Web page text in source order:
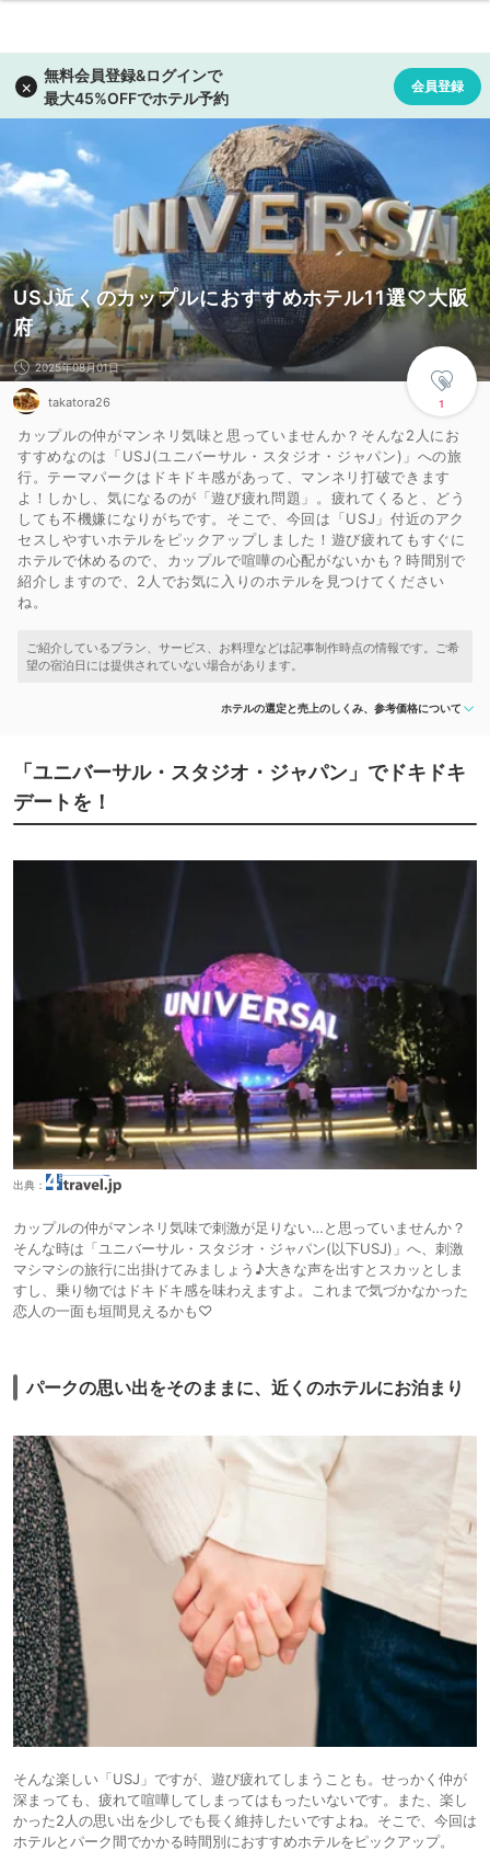
USJ近くのカップルにおすすめホテル11選♡大阪
府
1
2025年08月01日
takatora26
カップルの仲がマンネリ気味と思っていませんか？そんな2人にお
すすめなのは「USJ(ユニバーサル・スタジオ・ジャパン)」への旅
行。テーマパークはドキドキ感があって、マンネリ打破できます
よ！しかし、気になるのが「遊び疲れ問題」。疲れてくると、どう
しても不機嫌になりがちです。そこで、今回は「USJ」付近のアク
セスしやすいホテルをピックアップしました！遊び疲れてもすぐに
ホテルで休めるので、カップルで喧嘩の心配がないかも？時間別で
紹介しますので、2人でお気に入りのホテルを見つけてください
ね。
ホテルの選定と売上のしくみ、参考価格について
「ユニバーサル・スタジオ・ジャパン」でドキドキ
デートを！
出典：
カップルの仲がマンネリ気味で刺激が足りない…と思っていませんか？
そんな時は「ユニバーサル・スタジオ・ジャパン(以下USJ)」へ、刺激
マシマシの旅行に出掛けてみましょう♪大きな声を出すとスカッとしま
すし、乗り物ではドキドキ感を味わえますよ。これまで気づかなかった
恋人の一面も垣間見えるかも♡
パークの思い出をそのままに、近くのホテルにお泊まり
そんな楽しい「USJ」ですが、遊び疲れてしまうことも。せっかく仲が
深まっても、疲れて喧嘩してしまってはもったいないです。また、楽し
かった2人の思い出を少しでも長く維持したいですよね。そこで、今回は
ホテルとパーク間でかかる時間別におすすめホテルをピックアップ。